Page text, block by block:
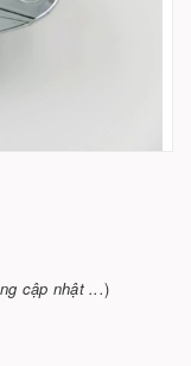
cập nhật ...)